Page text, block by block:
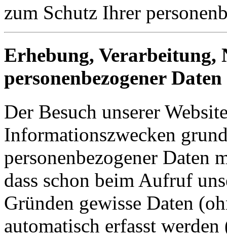
zum Schutz Ihrer
Erhebung, Verarbeitung,
personenbezogener Daten
Der Besuch unserer
Informationszwecken
personenbezogener Daten
dass schon beim Aufruf
Gründen gewisse Daten
automatisch erfasst